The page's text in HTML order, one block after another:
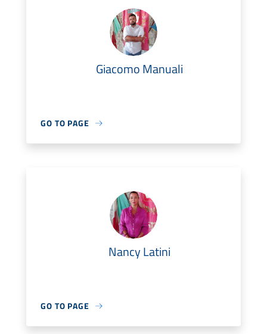
Giacomo Manuali
GO TO PAGE
Nancy Latini
GO TO PAGE